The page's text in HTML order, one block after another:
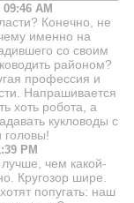
09:46 AM
Конечно, не
именно на
со своим
районом?
профессия и
Напрашивается
хоть робота, а
кукловоды с
головы!
PM
чем какой-
Кругозор шире.
попугать: наш